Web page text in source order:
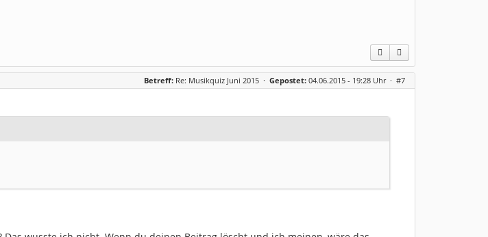
Betreff: Re: Musikquiz Juni 2015 · Gepostet: 04.06.2015 - 19:28 Uhr · #7